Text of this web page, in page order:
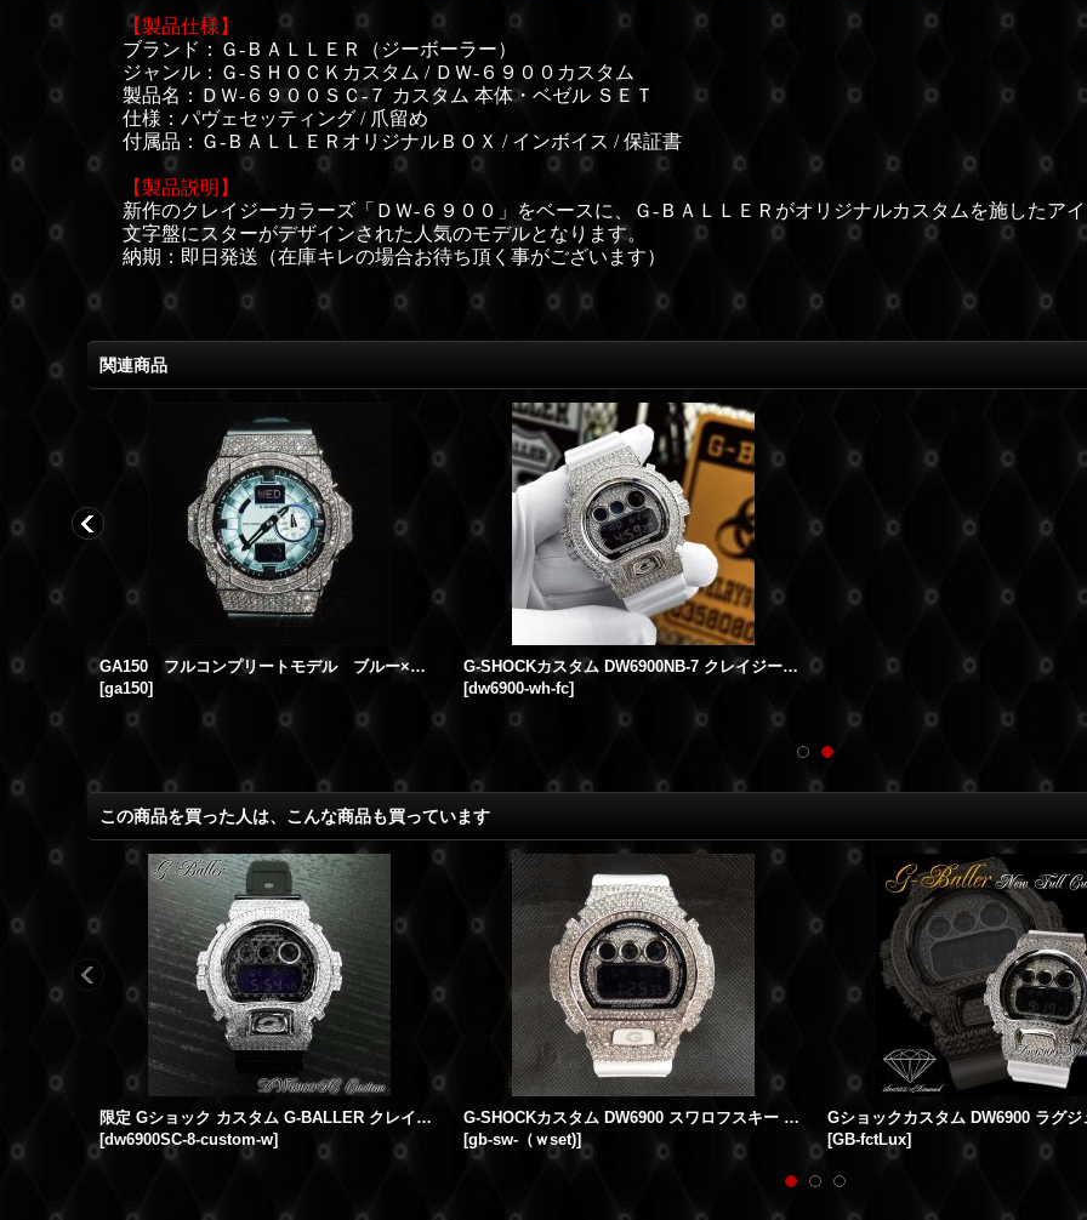
【製品仕様】
ブランド：Ｇ-ＢＡＬＬＥＲ（ジーボーラー）
ジャンル：Ｇ-ＳＨＯＣＫカスタム / ＤＷ-６９００カスタム
製品名：ＤＷ-６９００ＳＣ-７ カスタム 本体・ベゼル ＳＥＴ
仕様：パヴェセッティング / 爪留め
付属品：Ｇ-ＢＡＬＬＥＲオリジナルＢＯＸ / インボイス / 保証書
【製品説明】
新作のクレイジーカラーズ「ＤＷ-６９００」をベースに、Ｇ-ＢＡＬＬＥＲがオリジナルカスタムを施したア
文字盤にスターがデザインされた人気のモデルとなります。
納期：即日発送（在庫キレの場合お待ち頂く事がございます）
関連商品
SET
GA150 フルコンプリートモデル ブルー×ホワイト カスタム，フルセット販売！！ウブロ メンズ腕時計
[ga150]
G-SHOCKカスタム DW6900NB-7 クレイジーカラーズ ホワイト フルカスタム
[dw6900-wh-fc]
この商品を買った人は、こんな商品も買っています
限定 Gショック カスタム G-BALLER クレイジーカラーズ 星 インデックス DW-6900SC-8
[dw6900SC-8-custom-w]
G-SHOCKカスタム DW6900 スワロフスキー カスタムSET
[gb-sw-（ｗset)] [GB-fctLux]